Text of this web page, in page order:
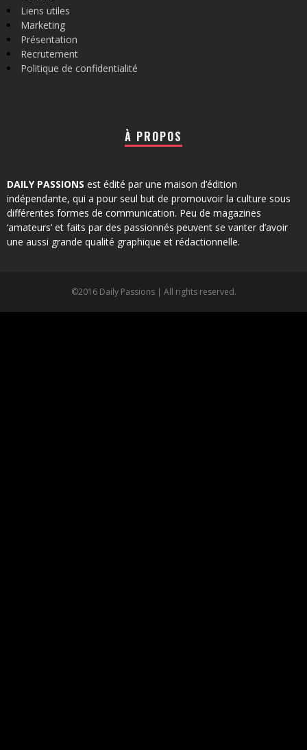
Liens utiles
Marketing
Présentation
Recrutement
Politique de confidentialité
À PROPOS
DAILY PASSIONS est édité par une maison d’édition
indépendante, qui a pour seul but de promouvoir la culture sous
différentes formes de communication. Peu de magazines
‘amateurs’ et faits par des passionnés peuvent se vanter d’avoir
une aussi grande qualité graphique et rédactionnelle.
©2016 Daily Passions | All rights reserved.